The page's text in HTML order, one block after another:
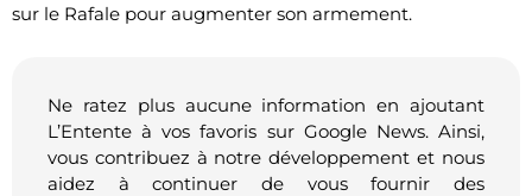
sur le Rafale pour augmenter son armement.
Ne ratez plus aucune information en ajoutant
L’Entente à vos favoris sur Google News. Ainsi,
vous contribuez à notre développement et nous
aidez à continuer de vous fournir des